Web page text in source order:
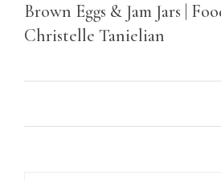
Brown Eggs & Jam Jars |
Christelle Tanielian